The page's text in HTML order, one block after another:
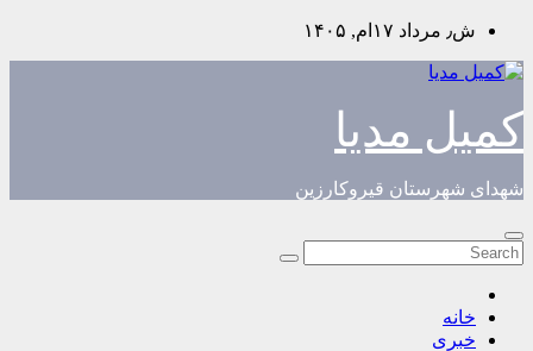
Skip
content
ش٫ مرداد ۱۷ام, ۱۴۰۵
کمیل مدیا
شهدای شهرستان قیروکارزین
خانه
خبری